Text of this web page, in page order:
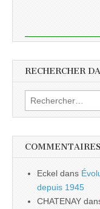
RECHERCHER
Rechercher :
COMMENTAIRES
Eckel dans
depuis 1945
CHATENAY